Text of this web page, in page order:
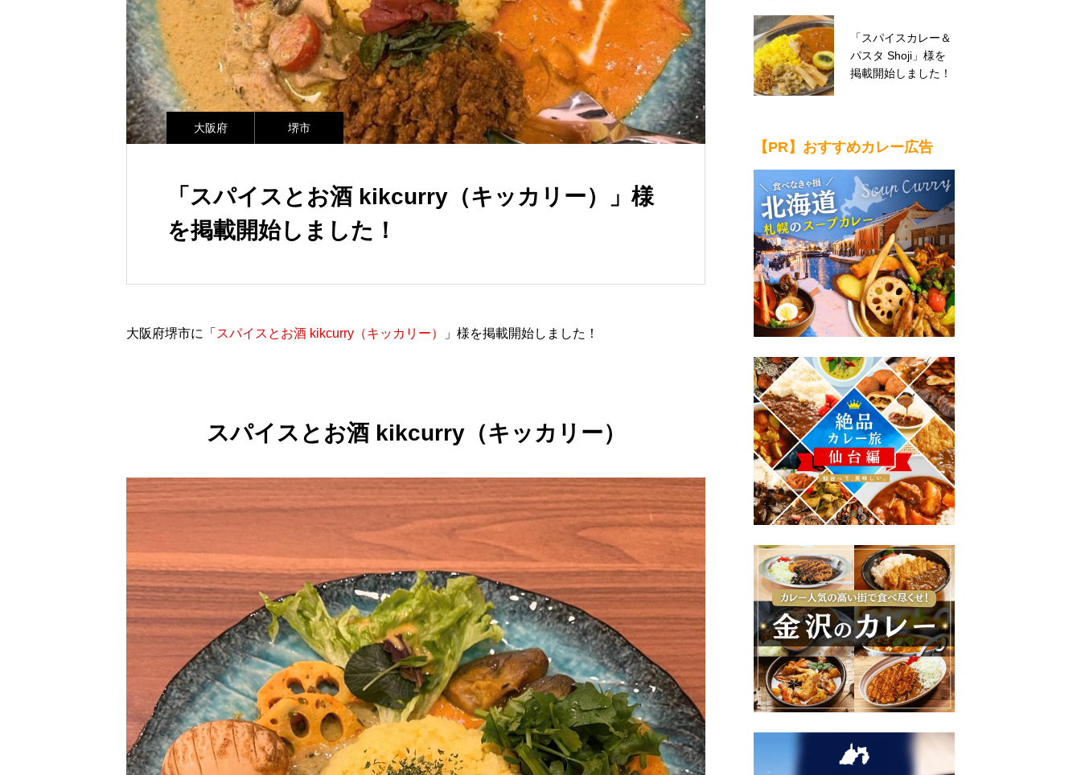
大阪府 堺市
「スパイスとお酒 kikcurry（キッカリー）」様
を掲載開始しました！
大阪府堺市に「 スパイスとお酒 kikcurry（キッカリー） 」様を掲載開始しました！
スパイスとお酒 kikcurry（キッカリー）
「スパイスカレー＆
パスタ Shoji」様を
掲載開始しました！
「SUNNY DAY（サ
ニーデイ）」様を掲
載開始しました！
【PR】おすすめカレー広告